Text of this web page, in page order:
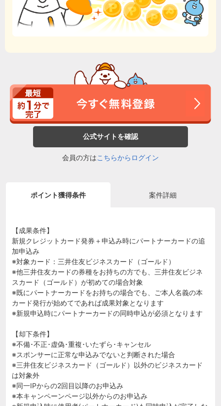
公式サイトを確認
会員の方はこちらからログイン
ポイント獲得条件 案件詳細
【成果条件】
新規クレジットカード発券＋申込み時にパートナーカードの追
加申込み
※対象カード：三井住友ビジネスカード（ゴールド）
※他三井住友カードの券種をお持ちの方でも、三井住友ビジネ
スカード（ゴールド）が初めての場合対象
※既にパートナーカードをお持ちの場合でも、ご本人名義の本
カード発行が始めてであれば成果対象となります
※新規申込時にパートナーカードの同時申込が必須となります
【却下条件】
※不備･不正･虚偽･重複･いたずら･キャンセル
※スポンサーに正常な申込みでないと判断された場合
※三井住友ビジネスカード（ゴールド）以外のビジネスカード
は対象外
※同一IPからの2回目以降のお申込み
※本キャンペーンページ以外からのお申込み